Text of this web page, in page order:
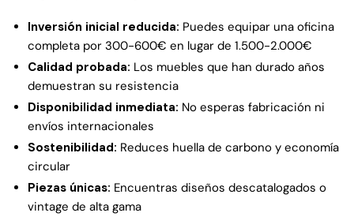
Inversión inicial reducida: Puedes equipar una oficina
completa por 300-600€ en lugar de 1.500-2.000€
Calidad probada: Los muebles que han durado años
demuestran su resistencia
Disponibilidad inmediata: No esperas fabricación ni
envíos internacionales
Sostenibilidad: Reduces huella de carbono y economía
circular
Piezas únicas: Encuentras diseños descatalogados o
vintage de alta gama